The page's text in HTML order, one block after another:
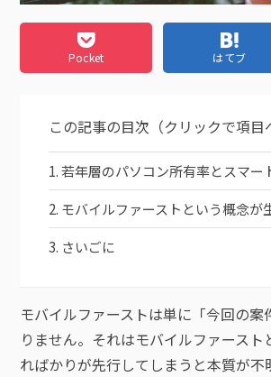
Pocket はてブ
この記事の目次（クリックで項目
若年層のパソコン所有率とスマー
モバイルファーストという概念が
さいごに
モバイルファーストは単に「今回の
りません。それはモバイルファース
ればかりが先行してしまうと本質が